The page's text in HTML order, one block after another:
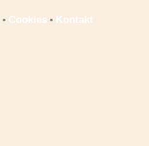
• Cookies • Kontakt